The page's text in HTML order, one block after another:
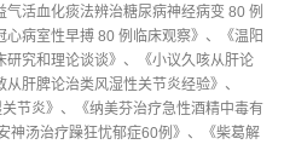
活血化痰法辨治糖尿病神经病变 80 例
病室性早搏 80 例临床观察》、《温阳
究和理论谈谈》、《小议久咳从肝论
肝脾论治类风湿性关节炎经验》、
关节炎》、《纳美芬治疗急性酒精中毒有
神汤治疗躁狂忧郁症60例》、《柴葛解